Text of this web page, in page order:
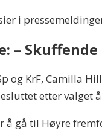
i
– Skuffende
og KrF, Camilla
etter valget
å gå til Høyre